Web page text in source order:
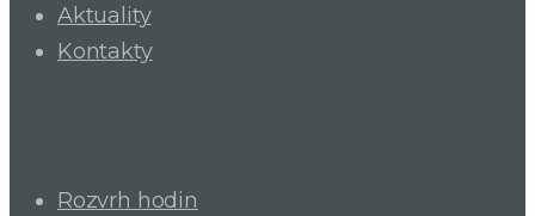
Aktuality
Kontakty
Rozvrh hodin